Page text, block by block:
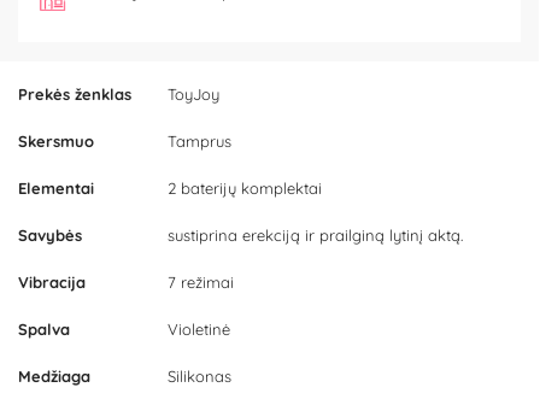
Prekės ženklas ToyJoy
Skersmuo Tamprus
Elementai 2 baterijų komplektai
Savybės sustiprina erekciją ir prailginą lytinį aktą.
Vibracija 7 režimai
Spalva Violetinė
Medžiaga Silikonas